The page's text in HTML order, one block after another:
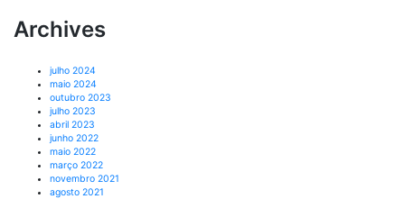
Archives
julho 2024
maio 2024
outubro 2023
julho 2023
abril 2023
junho 2022
maio 2022
março 2022
novembro 2021
agosto 2021